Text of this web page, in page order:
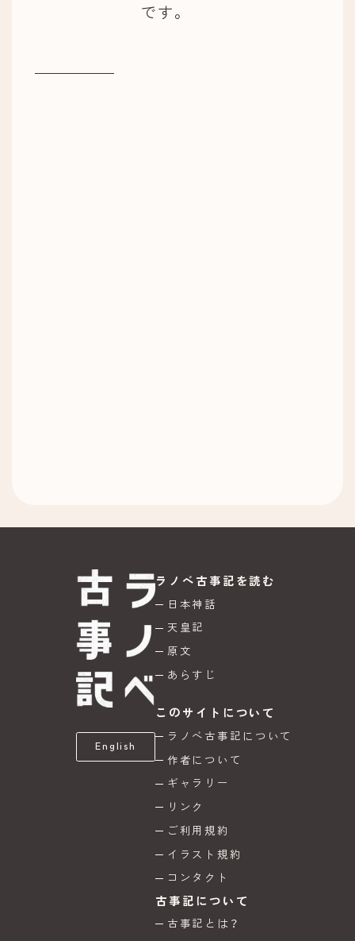
です。
ラノベ古事記を読む
日本神話
天皇記
原文
あらすじ
このサイトについて
ラノベ古事記について
作者について
ギャラリー
リンク
ご利用規約
イラスト規約
コンタクト
古事記について
古事記とは？
English